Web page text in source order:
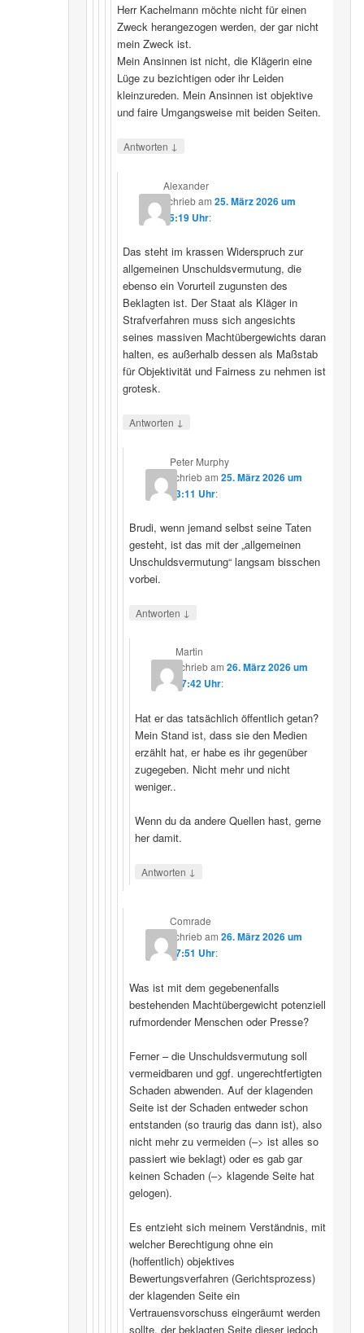
Herr Kachelmann möchte nicht für einen
Zweck herangezogen werden, der gar nicht
mein Zweck ist.
Mein Ansinnen ist nicht, die Klägerin eine
Lüge zu bezichtigen oder ihr Leiden
kleinzureden. Mein Ansinnen ist objektive
und faire Umgangsweise mit beiden Seiten.
Antworten ↓
Alexander
schriebam25. März 2026 um
15:19 Uhr:
Das steht im krassen Widerspruch zur
allgemeinen Unschuldsvermutung, die
ebenso ein Vorurteil zugunsten des
Beklagten ist. Der Staat als Kläger in
Strafverfahren muss sich angesichts
seines massiven Machtübergewichts daran
halten, es außerhalb dessen als Maßstab
für Objektivität und Fairness zu nehmen ist
grotesk.
Antworten ↓
Peter Murphy
schriebam 25. März 2026 um
23:11 Uhr:
Brudi, wenn jemand selbst seine Taten
gesteht, ist das mit der „allgemeinen
Unschuldsvermutung“ langsam bisschen
vorbei.
Antworten ↓
Martin
schriebam26. März 2026 um
07:42 Uhr:
Hat er das tatsächlich öffentlich getan?
Mein Stand ist, dass sie den Medien
erzählt hat, er habe es ihr gegenüber
zugegeben. Nicht mehr und nicht
weniger..
Wenn du da andere Quellen hast, gerne
her damit.
Antworten ↓
Comrade
schriebam 26. März 2026 um
17:51 Uhr:
Was ist mit dem gegebenenfalls
bestehenden Machtübergewicht potenziell
rufmordender Menschen oder Presse?
Ferner – die Unschuldsvermutung soll
vermeidbaren und ggf. ungerechtfertigten
Schaden abwenden. Auf der klagenden
Seite ist der Schaden entweder schon
entstanden (so traurig das dann ist), also
nicht mehr zu vermeiden (–> ist alles so
passiert wie beklagt) oder es gab gar
keinen Schaden (–> klagende Seite hat
gelogen).
Es entzieht sich meinem Verständnis, mit
welcher Berechtigung ohne ein
(hoffentlich) objektives
Bewertungsverfahren (Gerichtsprozess)
der klagenden Seite ein
Vertrauensvorschuss eingeräumt werden
sollte, der beklagten Seite dieser jedoch